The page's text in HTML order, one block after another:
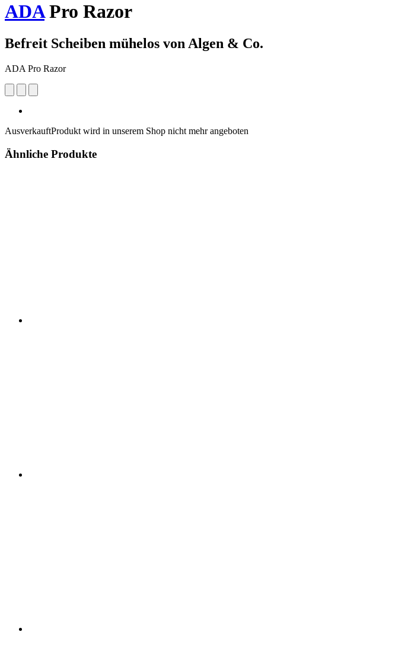
ADAPro Razor
Befreit Scheiben mühelos von Algen & Co.
ADA Pro Razor
AusverkauftProdukt wird in unserem Shop nicht mehr angeboten
Ähnliche Produkte